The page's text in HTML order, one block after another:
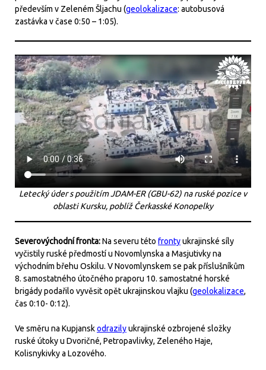
především v Zeleném Šljachu (geolokalizace: autobusová
zastávka v čase 0:50 – 1:05).
Letecký úder s použitím JDAM-ER (GBU-62) na ruské pozice v
oblasti Kursku, poblíž Čerkasské Konopelky
Severovýchodní fronta:Na severu této frontyukrajinské síly
vyčistily ruské předmostí u Novomlynska a Masjutivky na
východním břehu Oskilu. V Novomlynskem se pak příslušníkům
8. samostatného útočného praporu 10. samostatné horské
brigády podařilo vyvěsit opět ukrajinskou vlajku (geolokalizace,
čas 0:10- 0:12).
Ve směru na Kupjanskodrazilyukrajinské ozbrojené složky
ruské útoky u Dvoričné, Petropavlivky, Zeleného Haje,
Kolisnykivky a Lozového.